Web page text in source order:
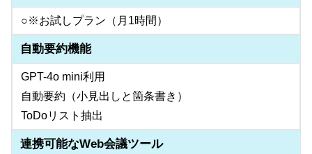
○※お試しプラン（月1時間）
自動要約機能
GPT-4o mini利用
自動要約（小見出しと箇条書き）
ToDoリスト抽出
連携可能なWeb会議ツール